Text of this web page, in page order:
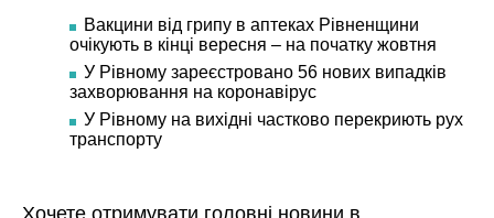
Вакцини від грипу в аптеках Рівненщини
очікують в кінці вересня – на початку жовтня
У Рівному зареєстровано 56 нових випадків
захворювання на коронавірус
У Рівному на вихідні частково перекриють рух
транспорту